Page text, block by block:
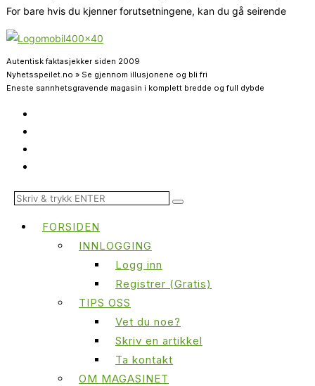
For bare hvis du kjenner forutsetningene, kan du gå seirende
Autentisk faktasjekker siden 2009
Nyhetsspeilet.no » Se gjennom illusjonene og bli fri
Eneste sannhetsgravende magasin i komplett bredde og full dybde
FORSIDEN
INNLOGGING
Logg inn
Registrer (Gratis)
TIPS OSS
Vet du noe?
Skriv en artikkel
Ta kontakt
OM MAGASINET